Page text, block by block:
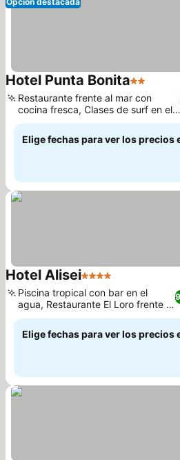
Hotel Punta Bonita2 Estrellas
Restaurante frente al mar con
cocina fresca, Clases de surf en el
hotel
Elige fechas para ver los precios
Hotel Alisei4 Estrellas
Piscina tropical con bar en el
agua, Restaurante El Loro frente a
la playa
Elige fechas para ver los precios